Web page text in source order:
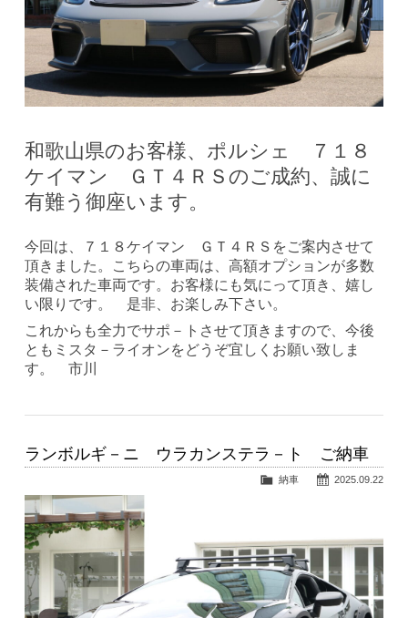
和歌山県のお客様、ポルシェ ７１８
ケイマン ＧＴ４ＲＳのご成約、誠に
有難う御座います。
今回は、７１８ケイマン ＧＴ４ＲＳをご案内させて
頂きました。こちらの車両は、高額オプションが多数
装備された車両です。お客様にも気にって頂き、嬉し
い限りです。 是非、お楽しみ下さい。
これからも全力でサポ－トさせて頂きますので、今後
ともミスタ－ライオンをどうぞ宜しくお願い致しま
す。 市川
ランボルギ－ニ ウラカンステラ－ト ご納車
2025.09.22
納車